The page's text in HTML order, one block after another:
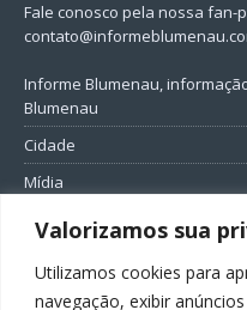
Valorizamos sua
Utilizamos cookies para
navegação, exibir
Fale conosco pela nossa fan-
Informe Blumenau,
Blumenau
Cidade
Mídia
Entretenimento
Política